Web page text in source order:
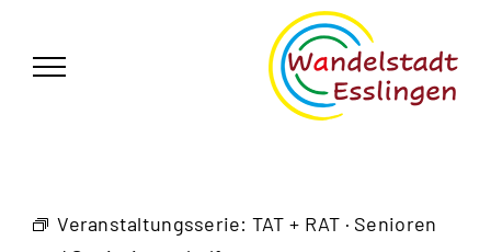
springen
Veranstaltungsserie: TAT + RAT · Senioren